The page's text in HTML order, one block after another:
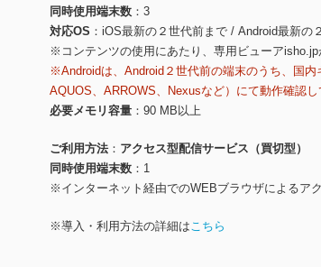
同時使用端末数
3
対応OS
iOS最新の２世代前まで / Android最新の
※コンテンツの使用にあたり、専用ビューアisho.jp
※Androidは、Android２世代前の端末のうち、国内
AQUOS、ARROWS、Nexusなど）にて動作確認し
必要メモリ容量
90 MB以上
ご利用方法
アクセス型配信サービス（買切型）
同時使用端末数
1
※インターネット経由でのWEBブラウザによるア
※導入・利用方法の詳細はこちら